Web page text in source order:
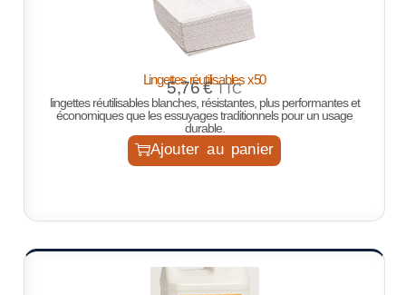
Lingettes réutilisables x50
5,76€ TTC
lingettes réutilisables blanches, résistantes, plus performantes et
économiques que les essuyages traditionnels pour un usage
durable.
Ajouter au panier